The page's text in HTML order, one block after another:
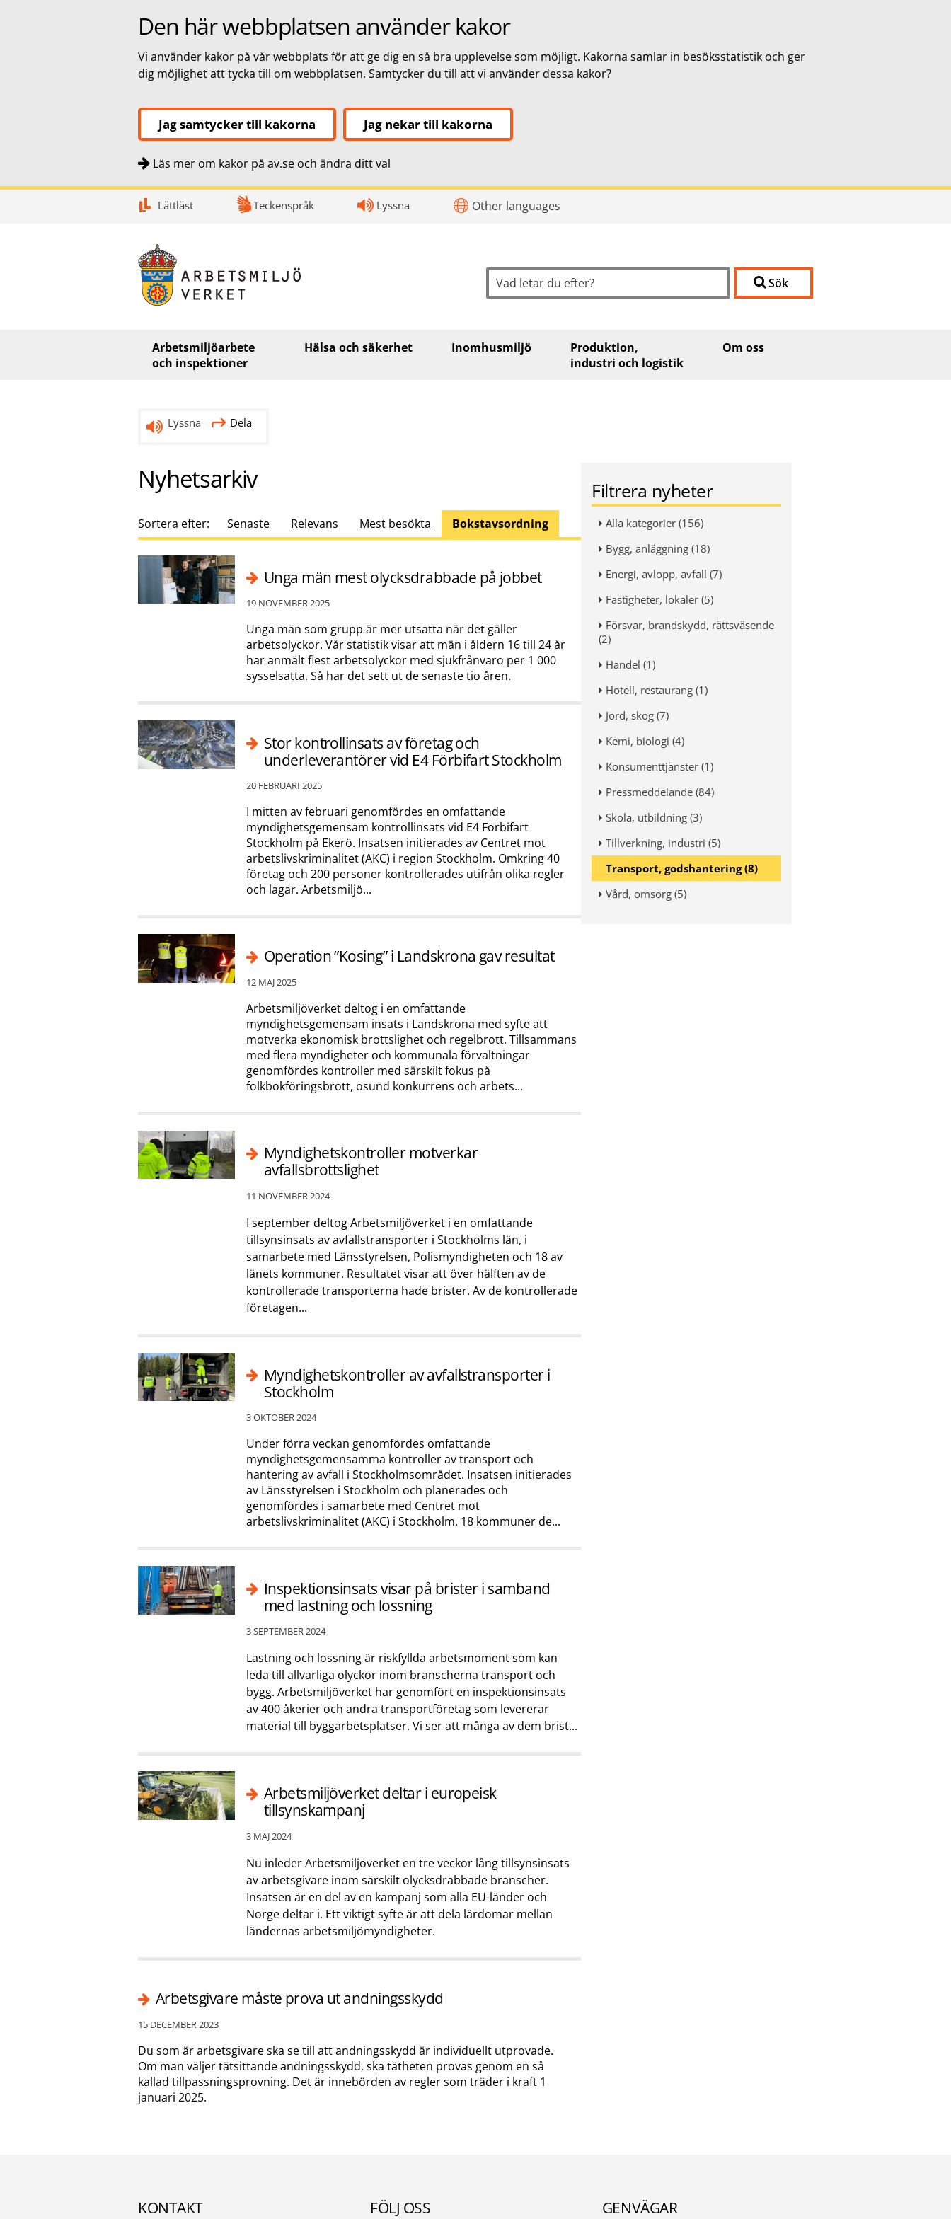
Den här webbplatsen använder kakor
Vi använder kakor på vår webbplats för att ge dig en så bra upplevelse som möjligt. Kakorna samlar in besöksstatistik och ger
dig möjlighet att tycka till om webbplatsen. Samtycker du till att vi använder dessa kakor?
Jag samtycker till kakorna Jag nekar till kakorna
Läs mer om kakor på av.se och ändra ditt val
Lättläst Teckenspråk Lyssna Other languages
Sök Sök
Arbetsmiljöarbete
och inspektioner
Hälsa och säkerhet Inomhusmiljö
Produktion,
industri och logistik
Om oss
Lyssna Dela
Nyhetsarkiv
Sortera efter: Senaste Relevans Mest besökta Bokstavsordning
Unga män mest olycksdrabbade på jobbet
19 NOVEMBER 2025
Unga män som grupp är mer utsatta när det gäller
arbetsolyckor. Vår statistik visar att män i åldern 16 till 24 år
har anmält flest arbetsolyckor med sjukfrånvaro per 1 000
sysselsatta. Så har det sett ut de senaste tio åren.
Stor kontrollinsats av företag och
underleverantörer vid E4 Förbifart Stockholm
20 FEBRUARI 2025
I mitten av februari genomfördes en omfattande
myndighetsgemensam kontrollinsats vid E4 Förbifart
Stockholm på Ekerö. Insatsen initierades av Centret mot
arbetslivskriminalitet (AKC) i region Stockholm. Omkring 40
företag och 200 personer kontrollerades utifrån olika regler
och lagar. Arbetsmiljö...
Operation ”Kosing” i Landskrona gav resultat
12 MAJ 2025
Arbetsmiljöverket deltog i en omfattande
myndighetsgemensam insats i Landskrona med syfte att
motverka ekonomisk brottslighet och regelbrott. Tillsammans
med flera myndigheter och kommunala förvaltningar
genomfördes kontroller med särskilt fokus på
folkbokföringsbrott, osund konkurrens och arbets...
Myndighetskontroller motverkar
avfallsbrottslighet
11 NOVEMBER 2024
I september deltog Arbetsmiljöverket i en omfattande
tillsynsinsats av avfallstransporter i Stockholms län, i
samarbete med Länsstyrelsen, Polismyndigheten och 18 av
länets kommuner. Resultatet visar att över hälften av de
kontrollerade transporterna hade brister. Av de kontrollerade
företagen...
Myndighetskontroller av avfallstransporter i
Stockholm
3 OKTOBER 2024
Under förra veckan genomfördes omfattande
myndighetsgemensamma kontroller av transport och
hantering av avfall i Stockholmsområdet. Insatsen initierades
av Länsstyrelsen i Stockholm och planerades och
genomfördes i samarbete med Centret mot
arbetslivskriminalitet (AKC) i Stockholm. 18 kommuner de...
Inspektionsinsats visar på brister i samband
med lastning och lossning
3 SEPTEMBER 2024
Lastning och lossning är riskfyllda arbetsmoment som kan
leda till allvarliga olyckor inom branscherna transport och
bygg. Arbetsmiljöverket har genomfört en inspektionsinsats
av 400 åkerier och andra transportföretag som levererar
material till byggarbetsplatser. Vi ser att många av dem brist...
Arbetsmiljöverket deltar i europeisk
tillsynskampanj
3 MAJ 2024
Nu inleder Arbetsmiljöverket en tre veckor lång tillsynsinsats
av arbetsgivare inom särskilt olycksdrabbade branscher.
Insatsen är en del av en kampanj som alla EU-länder och
Norge deltar i. Ett viktigt syfte är att dela lärdomar mellan
ländernas arbetsmiljömyndigheter.
Arbetsgivare måste prova ut andningsskydd
15 DECEMBER 2023
Du som är arbetsgivare ska se till att andningsskydd är individuellt utprovade.
Om man väljer tätsittande andningsskydd, ska tätheten provas genom en så
kallad tillpassningsprovning. Det är innebörden av regler som träder i kraft 1
januari 2025.
Filtrera nyheter
Alla kategorier (156)
Bygg, anläggning (18)
Energi, avlopp, avfall (7)
Fastigheter, lokaler (5)
Försvar, brandskydd, rättsväsende
(2)
Handel (1)
Hotell, restaurang (1)
Jord, skog (7)
Kemi, biologi (4)
Konsumenttjänster (1)
Pressmeddelande (84)
Skola, utbildning (3)
Tillverkning, industri (5)
Transport, godshantering (8)
Vård, omsorg (5)
KONTAKT FÖLJ OSS GENVÄGAR